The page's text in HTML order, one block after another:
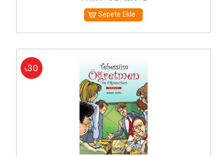
Sepete Ekle
%30